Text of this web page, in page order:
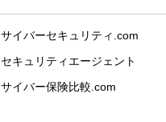
サイバーセキュリティ.com
セキュリティエージェント
サイバー保険比較.com